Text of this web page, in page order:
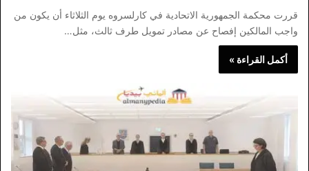
قررت محكمة الجمهورية الاتحادية في كارلسروه يوم الثلاثاء أن يكون من
واجب المالكين إفصاح عن مصادر تمويل طرف ثالث، مثل…
أكمل القراءة »